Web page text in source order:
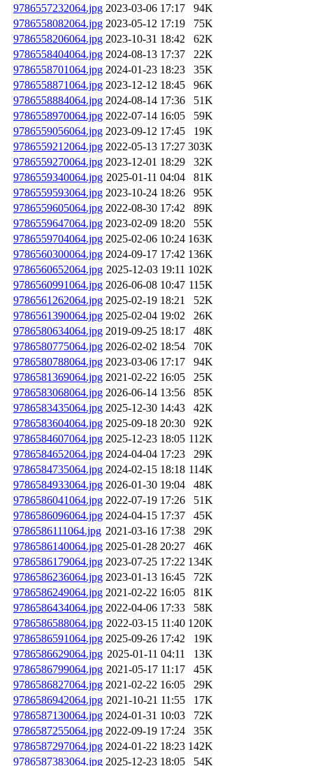
9786557232064.jpg 2023-03-06 17:17
94K
9786558082064.jpg 2023-05-12 17:19
75K
9786558206064.jpg 2023-10-31 18:42
62K
9786558404064.jpg 2024-08-13 17:37
22K
9786558701064.jpg 2024-01-23 18:23
35K
9786558871064.jpg 2023-12-12 18:45
96K
9786558884064.jpg 2024-08-14 17:36
51K
9786558970064.jpg 2022-07-14 16:05
59K
9786559056064.jpg 2023-09-12 17:45
19K
9786559212064.jpg 2022-05-13 17:27 303K
9786559270064.jpg 2023-12-01 18:29
32K
9786559340064.jpg 2025-01-11 04:04
81K
9786559593064.jpg 2023-10-24 18:26
95K
9786559605064.jpg 2022-08-30 17:42
89K
9786559647064.jpg 2023-02-09 18:20
55K
9786559704064.jpg 2025-02-06 10:24 163K
9786560300064.jpg 2024-09-17 17:42 136K
9786560652064.jpg 2025-12-03 19:11 102K
9786560991064.jpg 2026-06-08 10:47 115K
9786561262064.jpg 2025-02-19 18:21
52K
9786561390064.jpg 2025-02-04 19:02
26K
9786580634064.jpg 2019-09-25 18:17
48K
9786580775064.jpg 2026-02-02 18:54
70K
9786580788064.jpg 2023-03-06 17:17
94K
9786581369064.jpg 2021-02-22 16:05
25K
9786583068064.jpg 2026-06-14 13:56
85K
9786583435064.jpg 2025-12-30 14:43
42K
9786583604064.jpg 2025-09-18 20:30
92K
9786584607064.jpg 2025-12-23 18:05 112K
9786584652064.jpg 2024-04-04 17:23
29K
9786584735064.jpg 2024-02-15 18:18 114K
9786584933064.jpg 2026-01-30 19:04
48K
9786586041064.jpg 2022-07-19 17:26
51K
9786586096064.jpg 2024-04-15 17:37
45K
9786586111064.jpg 2021-03-16 17:38
29K
9786586140064.jpg 2025-01-28 20:27
46K
9786586179064.jpg 2023-07-25 17:22 134K
9786586236064.jpg 2023-01-13 16:45
72K
9786586249064.jpg 2021-02-22 16:05
81K
9786586434064.jpg 2022-04-06 17:33
58K
9786586588064.jpg 2022-03-15 11:40 120K
9786586591064.jpg 2025-09-26 17:42
19K
9786586629064.jpg 2025-01-11 04:11
13K
9786586799064.jpg 2021-05-17 11:17
45K
9786586827064.jpg 2021-02-22 16:05
29K
9786586942064.jpg 2021-10-21 11:55
17K
9786587130064.jpg 2024-01-31 10:03
72K
9786587255064.jpg 2022-09-19 17:24
35K
9786587297064.jpg 2024-01-22 18:23 142K
9786587383064.jpg 2025-12-23 18:05 54K